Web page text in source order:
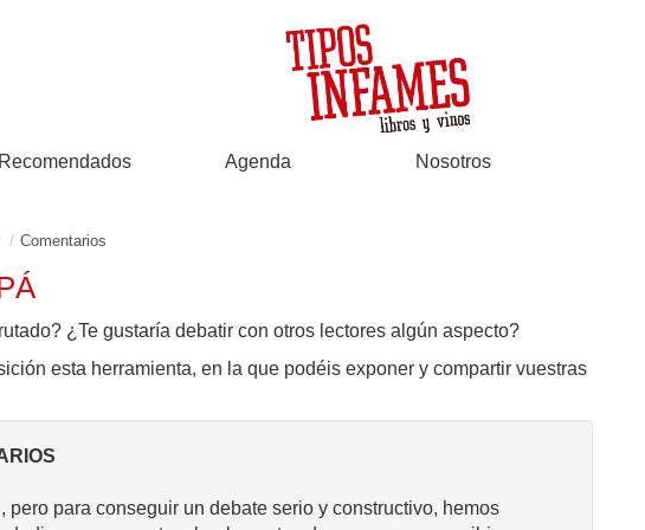
Recomendados Agenda Nosotros
Comentarios
¿Te gustaría debatir con otros lectores algún aspecto?
esta herramienta, en la que podéis exponer y compartir vuestras
pero para conseguir un debate serio y constructivo, hemos